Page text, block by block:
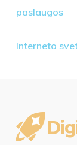
paslaugos
Interneto